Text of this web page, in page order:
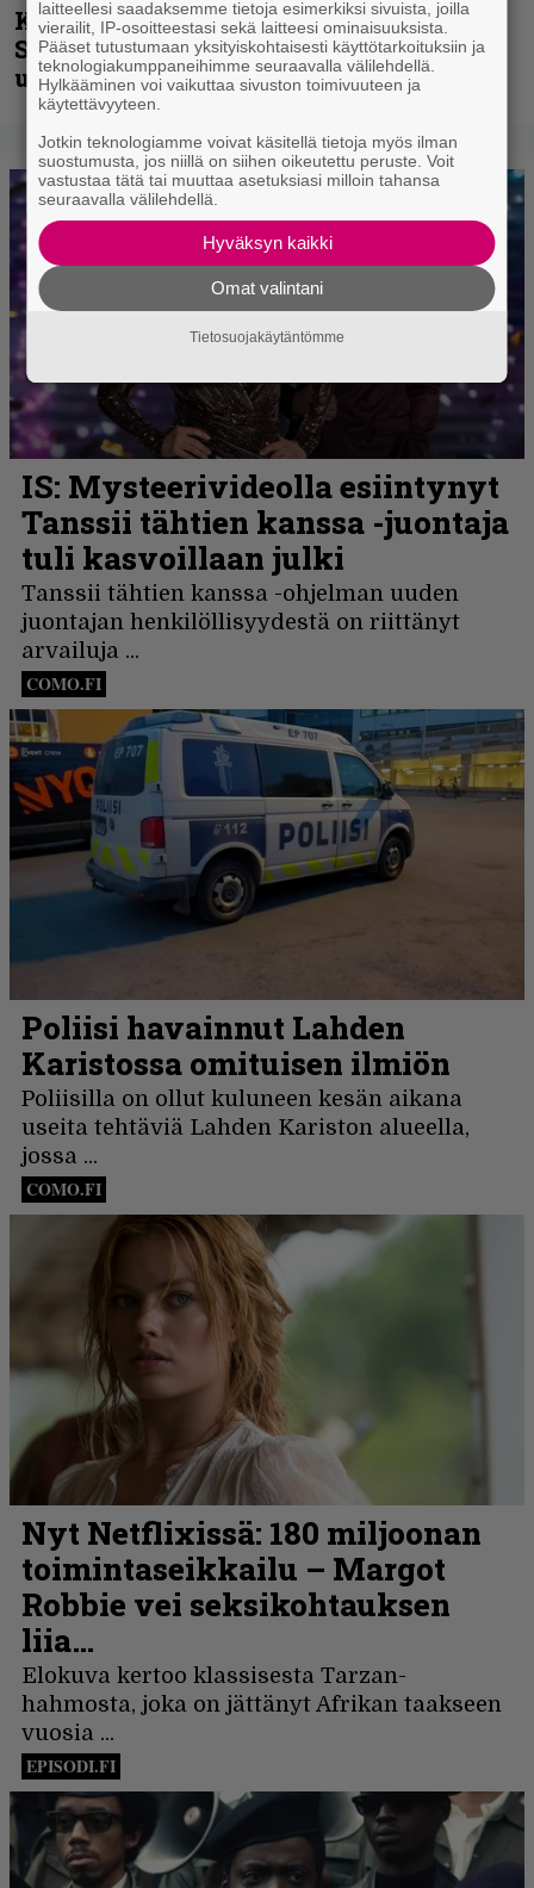
Kunnianosoitus hyiselle Pohjolalle –
Shining hyppäsi keskelle kinoksia
uudella videollaan
laitteellesi saadaksemme tietoja esimerkiksi sivuista, joilla
vierailit, IP-osoitteestasi sekä laitteesi ominaisuuksista.
Pääset tutustumaan yksityiskohtaisesti käyttötarkoituksiin ja
teknologiakumppaneihimme seuraavalla välilehdellä.
Hylkääminen voi vaikuttaa sivuston toimivuuteen ja
käytettävyyteen.
Jotkin teknologiamme voivat käsitellä tietoja myös ilman
suostumusta, jos niillä on siihen oikeutettu peruste. Voit
vastustaa tätä tai muuttaa asetuksiasi milloin tahansa
seuraavalla välilehdellä.
Hyväksyn kaikki
Omat valintani
Tietosuojakäytäntömme